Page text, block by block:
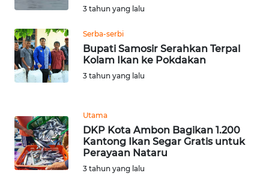
3 tahun yang lalu
Serba-serbi
Bupati Samosir Serahkan Terpal
Kolam Ikan ke Pokdakan
3 tahun yang lalu
Utama
DKP Kota Ambon Bagikan 1.200
Kantong Ikan Segar Gratis untuk
Perayaan Nataru
3 tahun yang lalu
JATIM
WN
BALI
WN
KALBAR
WN
KALTENG